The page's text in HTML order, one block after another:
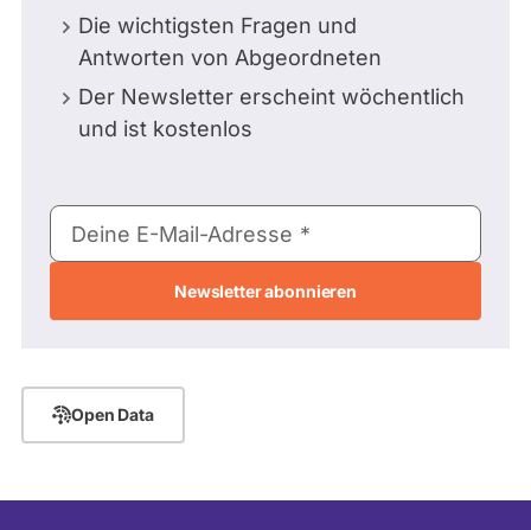
Die wichtigsten Fragen und
Antworten von Abgeordneten
Der Newsletter erscheint wöchentlich
und ist kostenlos
E-
Mail-
Deine E-Mail-Adresse
Open Data